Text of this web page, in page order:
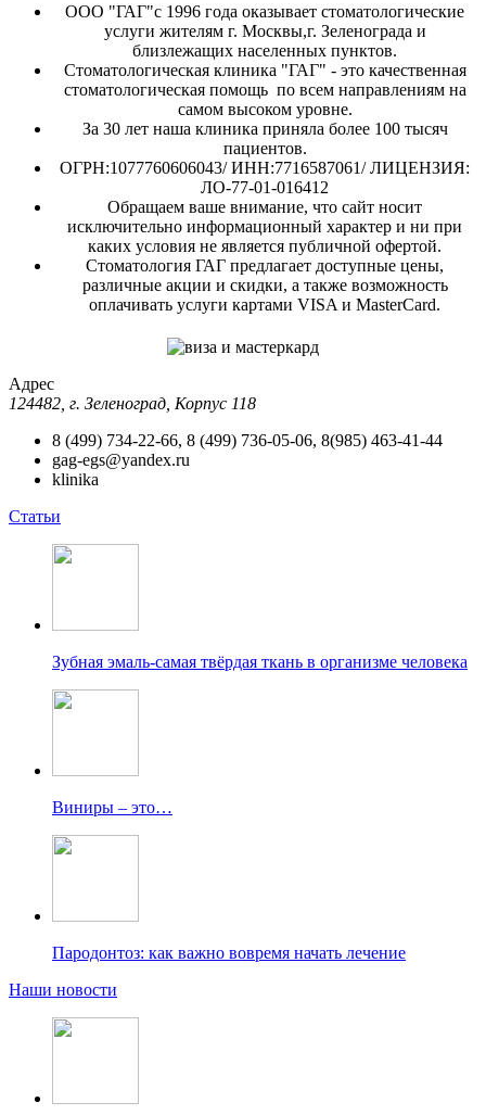
ООО "ГАГ"с 1996 года оказывает стоматологические
услуги жителям г. Москвы,г. Зеленограда и
близлежащих населенных пунктов.
Стоматологическая клиника "ГАГ" - это качественная
стоматологическая помощь по всем направлениям на
самом высоком уровне.
За 30 лет наша клиника приняла более 100 тысяч
пациентов.
ОГРН:1077760606043/ ИНН:7716587061/ ЛИЦЕНЗИЯ:
ЛО-77-01-016412
Обращаем ваше внимание, что сайт носит
исключительно информационный характер и ни при
каких условия не является публичной офертой.
Стоматология ГАГ предлагает доступные цены,
различные акции и скидки, а также возможность
оплачивать услуги картами VISA и MasterCard.
Адрес
124482, г. Зеленоград, Корпус 118
8 (499) 734-22-66, 8 (499) 736-05-06, 8(985) 463-41-44
gag-egs@yandex.ru
klinika
Статьи
Зубная эмаль-самая твёрдая ткань в организме человека
Виниры – это…
Пародонтоз: как важно вовремя начать лечение
Наши новости